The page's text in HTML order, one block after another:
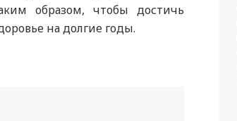
образом, чтобы достичь
на долгие годы.